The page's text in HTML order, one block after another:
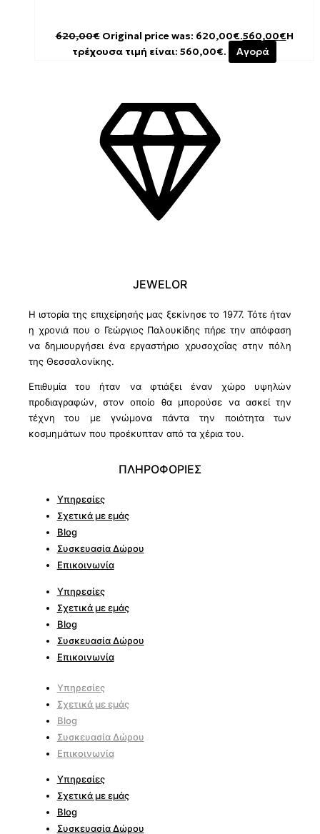
620,00€ Original price was: 620,00€.560,00€Η
τρέχουσα τιμή είναι: 560,00€.
Αγορά
JEWELOR
Η ιστορία της επιχείρησής μας ξεκίνησε το 1977. Τότε ήταν
η χρονιά που ο Γεώργιος Παλουκίδης πήρε την απόφαση
να δημιουργήσει ένα εργαστήριο χρυσοχοΐας στην πόλη
της Θεσσαλονίκης.
Επιθυμία του ήταν να φτιάξει έναν χώρο υψηλών
προδιαγραφών, στον οποίο θα μπορούσε να ασκεί την
τέχνη του με γνώμονα πάντα την ποιότητα των
κοσμημάτων που προέκυπταν από τα χέρια του.
ΠΛΗΡΟΦΟΡΙΕΣ
Υπηρεσίες
Σχετικά με εμάς
Blog
Συσκευασία Δώρου
Επικοινωνία
Υπηρεσίες
Σχετικά με εμάς
Blog
Συσκευασία Δώρου
Επικοινωνία
Υπηρεσίες
Σχετικά με εμάς
Blog
Συσκευασία Δώρου
Επικοινωνία
Υπηρεσίες
Σχετικά με εμάς
Blog
Συσκευασία Δώρου